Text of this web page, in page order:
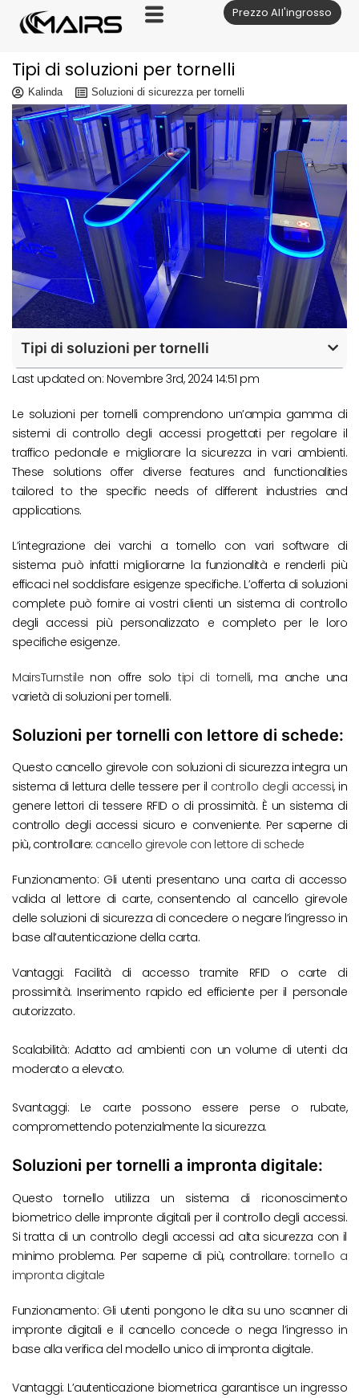
Vai
al
Prezzo All'ingrosso
Tipi di soluzioni per tornelli
Kalinda Soluzioni di sicurezza per tornelli
Tipi di soluzioni per tornelli
Last updated on: Novembre 3rd, 2024 14:51 pm
Le soluzioni per tornelli comprendono un’ampia gamma di
sistemi di controllo degli accessi progettati per regolare il
traffico pedonale e migliorare la sicurezza in vari ambienti.
These solutions offer diverse features and functionalities
tailored to the specific needs of different industries and
applications.
L’integrazione dei varchi a tornello con vari software di
sistema può infatti migliorarne la funzionalità e renderli più
efficaci nel soddisfare esigenze specifiche. L’offerta di soluzioni
complete può fornire ai vostri clienti un sistema di controllo
degli accessi più personalizzato e completo per le loro
specifiche esigenze.
MairsTurnstile non offre solotipi di tornelli, ma anche una
varietà di soluzioni per tornelli.
Soluzioni per tornelli con lettore di schede:
Questo cancello girevole con soluzioni di sicurezza integra un
sistema di lettura delle tessere per il controllo degli accessi, in
genere lettori di tessere RFID o di prossimità. È un sistema di
controllo degli accessi sicuro e conveniente. Per saperne di
più, controllare: cancello girevole con lettore di schede
Funzionamento: Gli utenti presentano una carta di accesso
valida al lettore di carte, consentendo al cancello girevole
delle soluzioni di sicurezza di concedere o negare l’ingresso in
base all’autenticazione della carta.
Vantaggi: Facilità di accesso tramite RFID o carte di
prossimità. Inserimento rapido ed efficiente per il personale
autorizzato.
Scalabilità: Adatto ad ambienti con un volume di utenti da
moderato a elevato.
Svantaggi: Le carte possono essere perse o rubate,
compromettendo potenzialmente la sicurezza.
Soluzioni per tornelli a impronta digitale:
Questo tornello utilizza un sistema di riconoscimento
biometrico delle impronte digitali per il controllo degli accessi.
Si tratta di un controllo degli accessi ad alta sicurezza con il
minimo problema. Per saperne di più, controllare:tornello a
impronta digitale
Funzionamento: Gli utenti pongono le dita su uno scanner di
impronte digitali e il cancello concede o nega l’ingresso in
base alla verifica del modello unico di impronta digitale.
Vantaggi: L’autenticazione biometrica garantisce un ingresso